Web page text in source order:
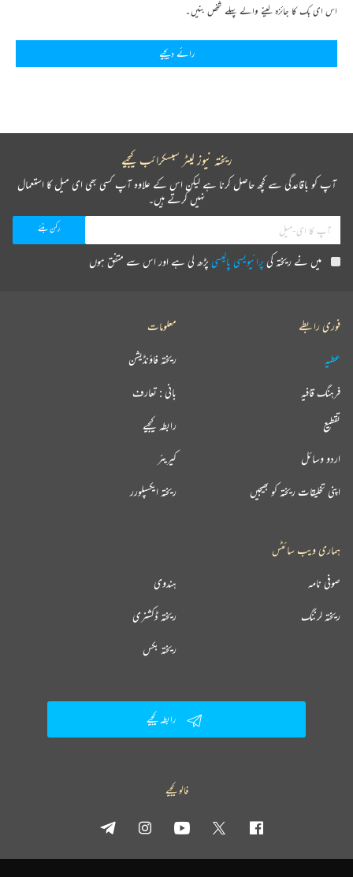
اس ای بک کا جائزہ لینے والے پہلے شخص بنیں۔
رائے دیجیے
ریختہ نیوز لیٹر سبسکرائب کیجیے
آپ کو باقاعدگی سے کچھ حاصل کرنا ہے لیکن اس کے علاوہ آپ کسی بھی ای میل کا استعمال
نہیں کرتے ہیں۔
میں نے ریختہ کیپرائیویسی پالیسیپڑھ لی ہے اور اس سے متفق ہوں
فوری رابطے
عطیہ
فرہنگ قافیہ
تقطیع
اردو وسائل
اپنی تخلیقات ریختہ کو بھیجیں
معلومات
ریختہ فاؤنڈیشن
بانی : تعارف
رابطہ کیجیے
کیریئر
ریختہ ایکسپلورر
ہماری ویب سائٹس
ہندوی صوفی نامہ
ریختہ ڈکشنری ریختہ لرننگ
ریختہ بکس
رابطہ کیجیے
فالو کیجیے